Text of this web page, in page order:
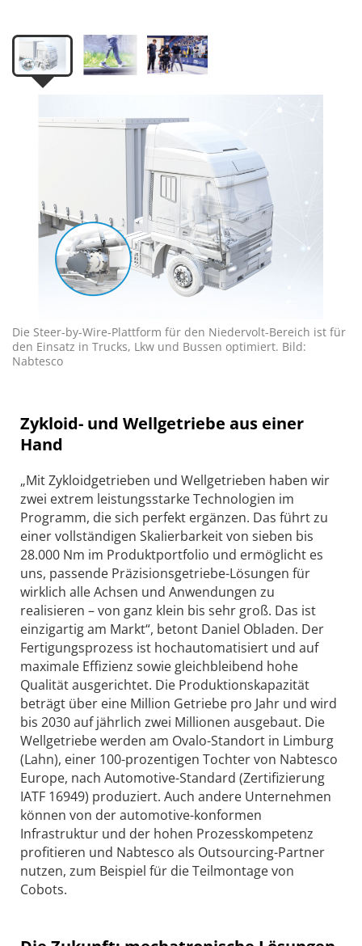
Die Steer-by-Wire-Plattform für den Niedervolt-Bereich ist für
den Einsatz in Trucks, Lkw und Bussen optimiert. Bild:
Nabtesco
Zykloid- und Wellgetriebe aus einer
Hand
„Mit Zykloidgetrieben und Wellgetrieben haben wir
zwei extrem leistungsstarke Technologien im
Programm, die sich perfekt ergänzen. Das führt zu
einer vollständigen Skalierbarkeit von sieben bis
28.000 Nm im Produktportfolio und ermöglicht es
uns, passende Präzisionsgetriebe-Lösungen für
wirklich alle Achsen und Anwendungen zu
realisieren – von ganz klein bis sehr groß. Das ist
einzigartig am Markt“, betont Daniel Obladen. Der
Fertigungsprozess ist hochautomatisiert und auf
maximale Effizienz sowie gleichbleibend hohe
Qualität ausgerichtet. Die Produktionskapazität
beträgt über eine Million Getriebe pro Jahr und wird
bis 2030 auf jährlich zwei Millionen ausgebaut. Die
Wellgetriebe werden am Ovalo-Standort in Limburg
(Lahn), einer 100-prozentigen Tochter von Nabtesco
Europe, nach Automotive-Standard (Zertifizierung
IATF 16949) produziert. Auch andere Unternehmen
können von der automotive-konformen
Infrastruktur und der hohen Prozesskompetenz
profitieren und Nabtesco als Outsourcing-Partner
nutzen, zum Beispiel für die Teilmontage von
Cobots.